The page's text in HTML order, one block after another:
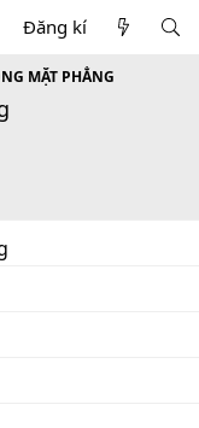
Đăng kí
MẶT PHẲNG